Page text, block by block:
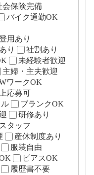
会保険完備
バイク通勤OK
用あり
り
社割あり
未経験者歓迎
主婦・主夫歓迎
ワークOK
応募可
ブランクOK
研修あり
タッフ
産休制度あり
服装自由
ピアスOK
履歴書不要